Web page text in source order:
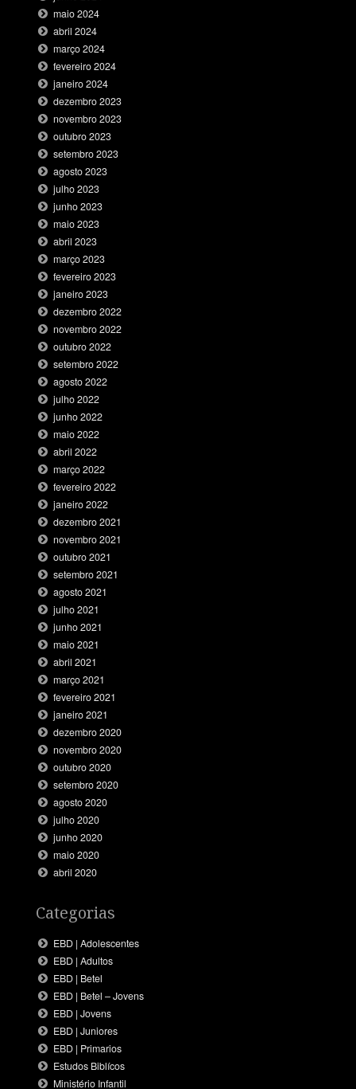
maio 2024
abril 2024
março 2024
fevereiro 2024
janeiro 2024
dezembro 2023
novembro 2023
outubro 2023
setembro 2023
agosto 2023
julho 2023
junho 2023
maio 2023
abril 2023
março 2023
fevereiro 2023
janeiro 2023
dezembro 2022
novembro 2022
outubro 2022
setembro 2022
agosto 2022
julho 2022
junho 2022
maio 2022
abril 2022
março 2022
fevereiro 2022
janeiro 2022
dezembro 2021
novembro 2021
outubro 2021
setembro 2021
agosto 2021
julho 2021
junho 2021
maio 2021
abril 2021
março 2021
fevereiro 2021
janeiro 2021
dezembro 2020
novembro 2020
outubro 2020
setembro 2020
agosto 2020
julho 2020
junho 2020
maio 2020
abril 2020
Categorias
EBD | Adolescentes
EBD | Adultos
EBD | Betel
EBD | Betel – Jovens
EBD | Jovens
EBD | Juniores
EBD | Primarios
Estudos Biblícos
Ministério Infantil